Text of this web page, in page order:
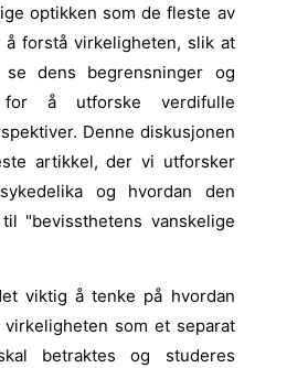
optikken som de fleste av
forstå virkeligheten, slik at
dens begrensninger og
å utforske verdifulle
Denne diskusjonen
artikkel, der vi utforsker
og hvordan den
"bevissthetens vanskelige
viktig å tenke på hvordan
som et separat
betraktes og studeres